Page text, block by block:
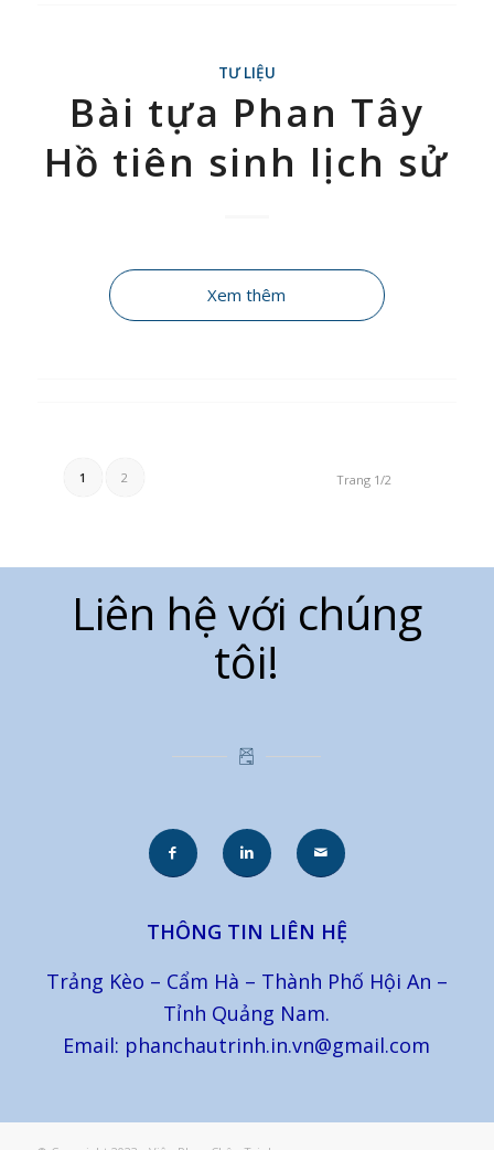
TƯ LIỆU
Bài tựa Phan Tây
Hồ tiên sinh lịch sử
Xem thêm
Trang 1/2
1 2
Liên hệ với chúng
tôi!
THÔNG TIN LIÊN HỆ
Trảng Kèo – Cẩm Hà – Thành Phố Hội An –
Tỉnh Quảng Nam.
Email: phanchautrinh.in.vn@gmail.com